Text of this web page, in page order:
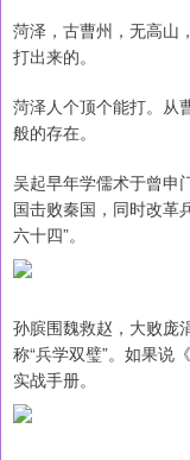
菏泽，古曹州，无高山
打出来的。
菏泽人个顶个能打。从
般的存在。
吴起早年学儒术于曾申
国击败秦国，同时改革
六十四”。
孙膑围魏救赵，大败庞
称“兵学双璧”。如果说
实战手册。